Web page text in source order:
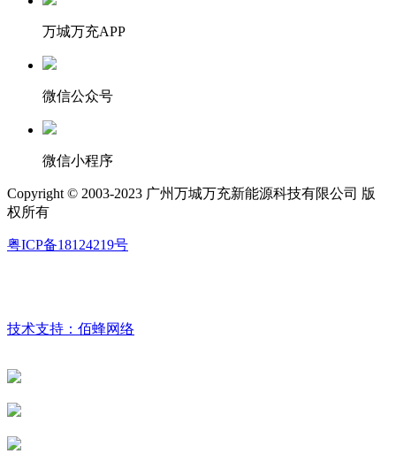
万城万充APP
微信公众号
微信小程序
Copyright © 2003-2023 广州万城万充新能源科技有限公司 版
权所有
粤ICP备18124219号
技术支持：佰蜂网络